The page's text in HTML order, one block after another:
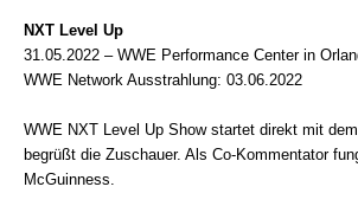
NXT Level Up
31.05.2022 – WWE Performance Center in
WWE Network Ausstrahlung: 03.06.2022
WWE NXT Level Up Show startet direkt mit
begrüßt die Zuschauer. Als Co-Kommentator
McGuinness.